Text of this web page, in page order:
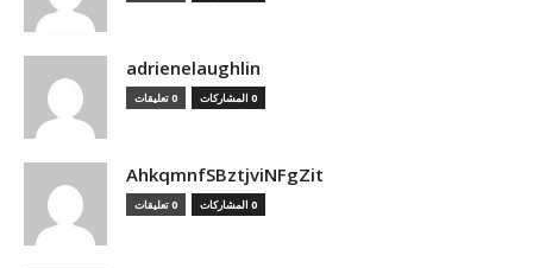
adrienelaughlin
0 المشاركات 0 تعليقات
AhkqmnfSBztjviNFgZit
0 المشاركات 0 تعليقات